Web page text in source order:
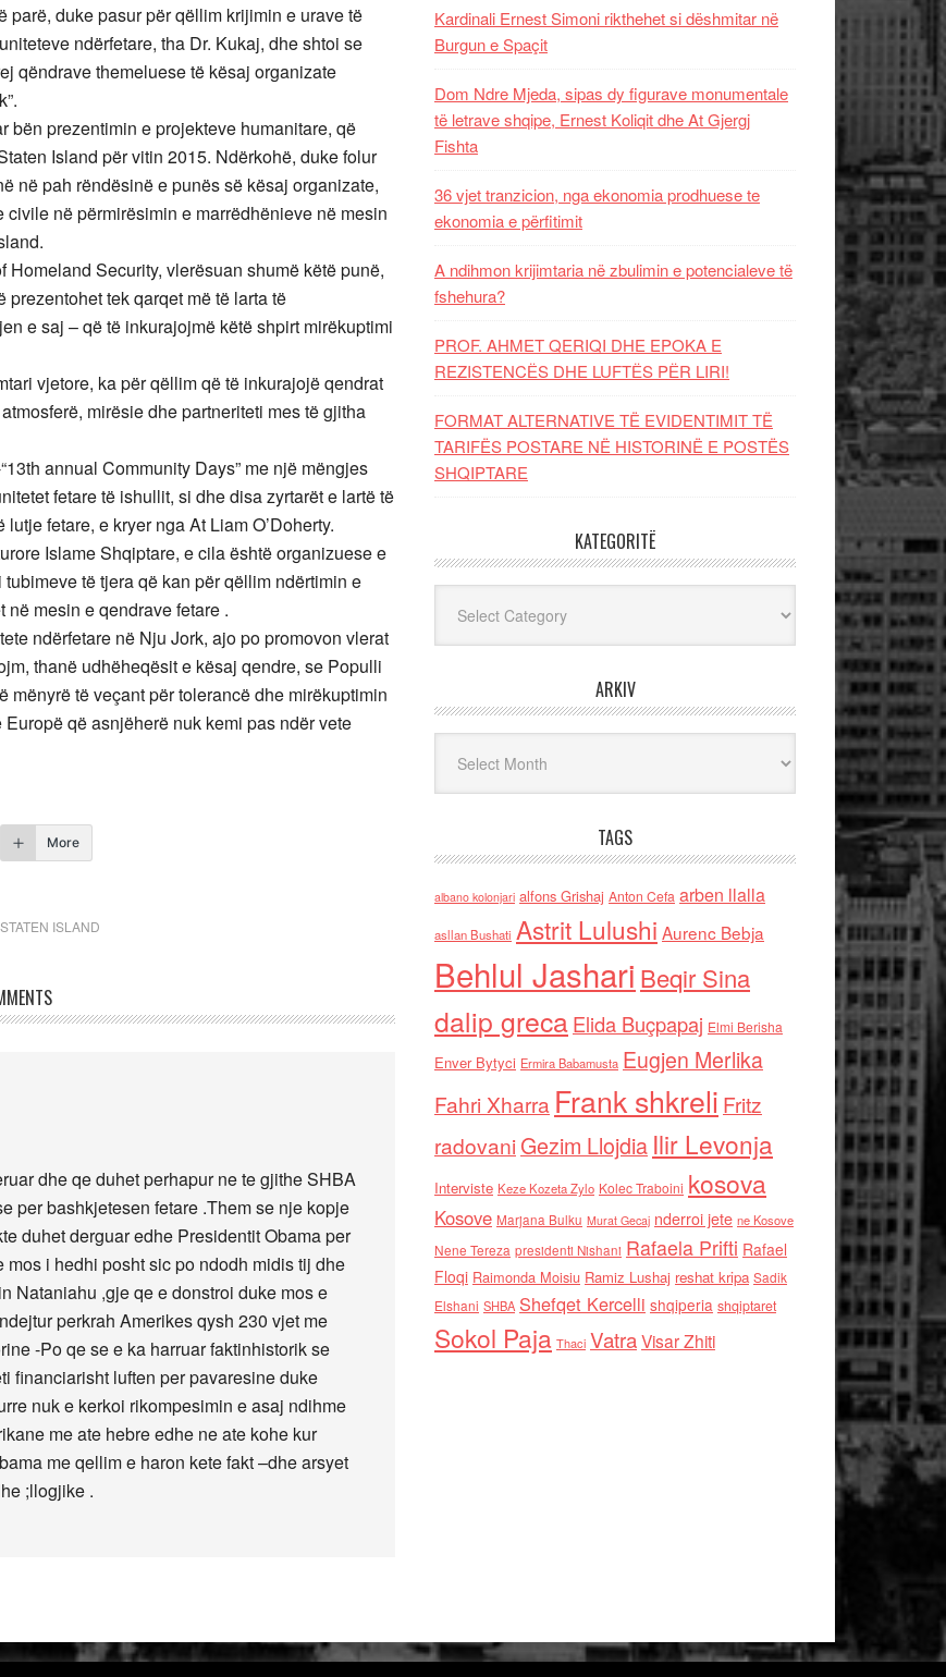
parë, duke pasur për qëllim krijimin e urave të
ndërfetare, tha Dr. Kukaj, dhe shtoi se
qëndrave themeluese të kësaj organizate
bën prezentimin e projekteve humanitare, që
Island për vitin 2015. Ndërkohë, duke folur
në pah rëndësinë e punës së kësaj organizate,
në përmirësimin e marrëdhënieve në mesin
Security, vlerësuan shumë këtë punë,
prezentohet tek qarqet më të larta të
e saj – që të inkurajojmë këtë shpirt mirëkuptimi
vjetore, ka për qëllim që të inkurajojë qendrat
mirësie dhe partneriteti mes të gjitha
annual Community Days” me një mëngjes
fetare të ishullit, si dhe disa zyrtarët e lartë të
fetare, e kryer nga At Liam O’Doherty.
Islame Shqiptare, e cila është organizuese e
të tjera që kan për qëllim ndërtimin e
mesin e qendrave fetare .
ndërfetare në Nju Jork, ajo po promovon vlerat
thanë udhëheqësit e kësaj qendre, se Populli
të veçant për tolerancë dhe mirëkuptimin
që asnjëherë nuk kemi pas ndër vete
More
ISLAND
dhe qe duhet perhapur ne te gjithe SHBA
per bashkjetesen fetare .Them se nje kopje
duhet derguar edhe Presidentit Obama per
i hedhi posht sic po ndodh midis tij dhe
Nataniahu ,gje qe e donstroi duke mos e
perkrah Amerikes qysh 230 vjet me
-Po qe se e ka harruar faktinhistorik se
financiarisht luften per pavaresine duke
nuk e kerkoi rikompesimin e asaj ndihme
me ate hebre edhe ne ate kohe kur
me qellim e haron kete fakt –dhe arsyet
;llogjike .
Kardinali Ernest Simoni rikthehet si dëshmitar në
Burgun e Spaçit
Dom Ndre Mjeda, sipas dy figurave monumentale
të letrave shqipe, Ernest Koliqit dhe At Gjergj
Fishta
36 vjet tranzicion, nga ekonomia prodhuese te
ekonomia e përfitimit
A ndihmon krijimtaria në zbulimin e potencialeve të
fshehura?
PROF. AHMET QERIQI DHE EPOKA E
REZISTENCЁS DHE LUFTЁS PЁR LIRI!
FORMAT ALTERNATIVE TË EVIDENTIMIT TË
TARIFËS POSTARE NË HISTORINË E POSTËS
SHQIPTARE
KATEGORITË
ARKIV
TAGS
albano kolonjari alfons Grishaj Anton Cefa arben llalla
asllan Bushati Astrit Lulushi Aurenc Bebja
Behlul Jashari Beqir Sina
dalip grecaElida Buçpapaj Elmi Berisha
Enver Bytyci Ermira Babamusta Eugjen Merlika
Fahri Xharra Frank shkreli Fritz
radovaniGezim Llojdia Ilir Levonja
Interviste Keze Kozeta Zylo Kolec Traboini kosova
Kosove Marjana Bulku Murat Gecaj nderroi jete ne Kosove
Nene Tereza presidenti Nishani Rafaela Prifti Rafael
Floqi Raimonda Moisiu Ramiz Lushaj reshat kripa Sadik
Elshani SHBA Shefqet Kercelli shqiperia shqiptaret
Sokol Paja Thaci VatraVisar Zhiti